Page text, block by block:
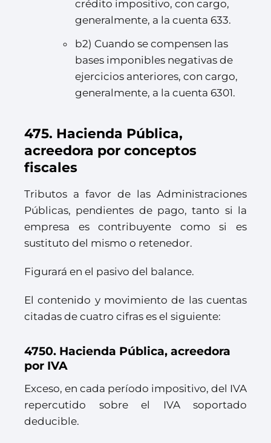
crédito impositivo, con cargo,
generalmente, a la cuenta 633.
b2) Cuando se compensen las
bases imponibles negativas de
ejercicios anteriores, con cargo,
generalmente, a la cuenta 6301.
475. Hacienda Pública,
acreedora por conceptos
fiscales
Tributos a favor de las Administraciones
Públicas, pendientes de pago, tanto si la
empresa es contribuyente como si es
sustituto del mismo o retenedor.
Figurará en el pasivo del balance.
El contenido y movimiento de las cuentas
citadas de cuatro cifras es el siguiente:
4750. Hacienda Pública, acreedora
por IVA
Exceso, en cada período impositivo, del IVA
repercutido sobre el IVA soportado
deducible.